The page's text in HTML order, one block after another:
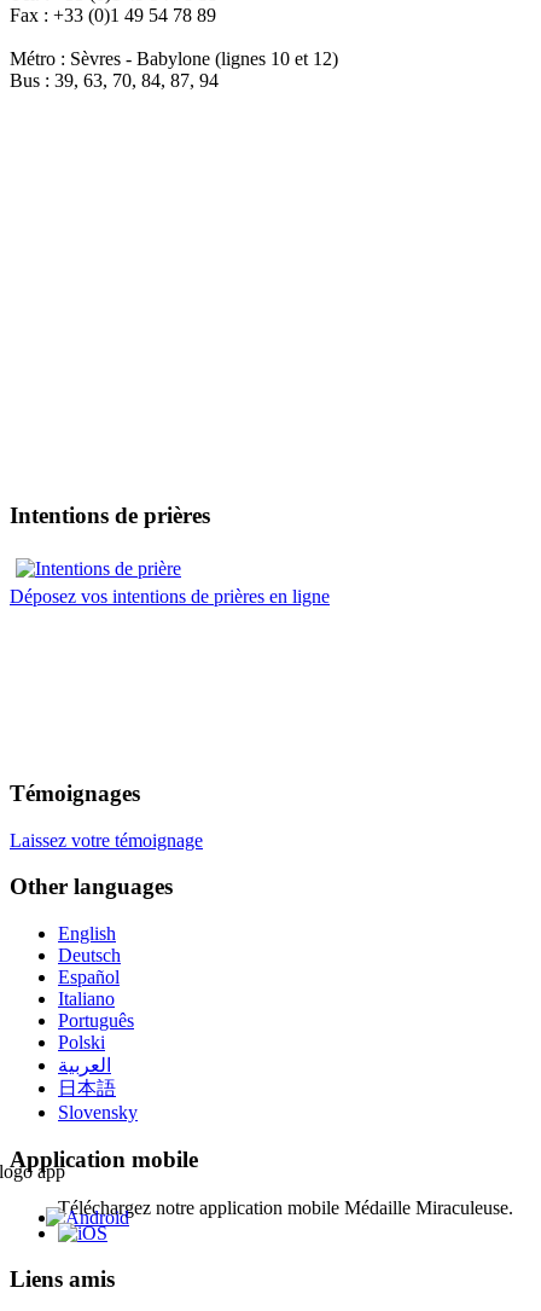
Fax : +33 (0)1 49 54 78 89
Métro : Sèvres - Babylone (lignes 10 et 12)
Bus : 39, 63, 70, 84, 87, 94
Intentions de prières
Déposez vos intentions de prières en ligne
Témoignages
Laissez votre témoignage
Other languages
English
Deutsch
Español
Italiano
Português
Polski
العربية
日本語
Slovensky
Application mobile
Téléchargez notre application mobile Médaille Miraculeuse.
Liens amis